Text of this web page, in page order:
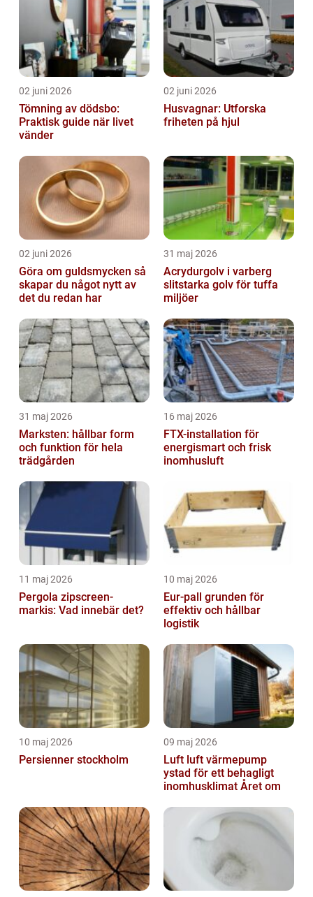
02 juni 2026
Tömning av dödsbo:
Praktisk guide när livet
vänder
02 juni 2026
Husvagnar: Utforska
friheten på hjul
02 juni 2026
Göra om guldsmycken så
skapar du något nytt av
det du redan har
31 maj 2026
Acrydurgolv i varberg
slitstarka golv för tuffa
miljöer
31 maj 2026
Marksten: hållbar form
och funktion för hela
trädgården
16 maj 2026
FTX-installation för
energismart och frisk
inomhusluft
11 maj 2026
Pergola zipscreen-
markis: Vad innebär det?
10 maj 2026
Eur-pall grunden för
effektiv och hållbar
logistik
10 maj 2026
Persienner stockholm
09 maj 2026
Luft luft värmepump
ystad för ett behagligt
inomhusklimat Året om